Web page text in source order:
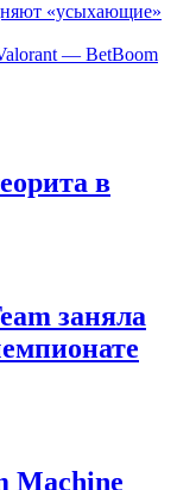
«усыхающие»
— BetBoom
в
заняла
Machine